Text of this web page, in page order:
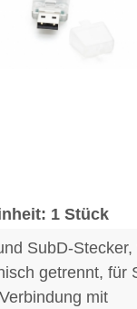
1 Stück
SubD-Stecker,
getrennt, für
mit